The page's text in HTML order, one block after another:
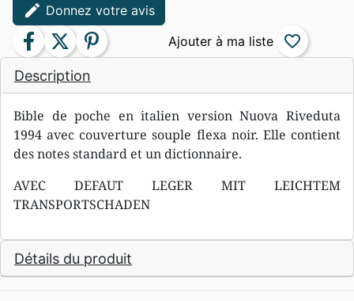
Description
Bible de poche en italien version Nuova Riveduta
1994 avec couverture souple flexa noir. Elle contient
des notes standard et un dictionnaire.
AVEC DEFAUT LEGER MIT LEICHTEM
TRANSPORTSCHADEN
Détails du produit
edit Donnez votre avis
facebook twitter pinterest favorite_border